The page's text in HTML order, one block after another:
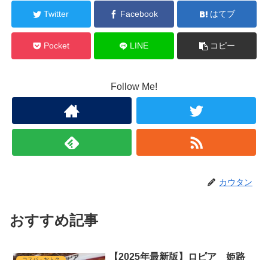
Twitter Facebook はてブ
Pocket LINE コピー
Follow Me!
カウタン
おすすめ記事
【2025年最新版】ロピア 姫路